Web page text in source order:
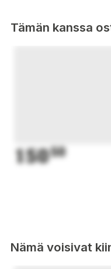
Tämän kanssa
15050
Nämä voisivat